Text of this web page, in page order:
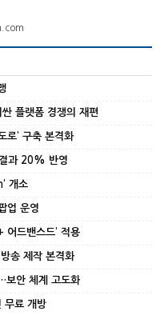
플랫폼 경쟁의 재편
로’ 구축 본격화
과 20% 반영
개소
업 운영
어드밴스드’ 적용
송 제작 본격화
보안 체계 고도화
무료 개방